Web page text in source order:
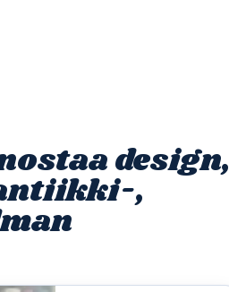
design,
,